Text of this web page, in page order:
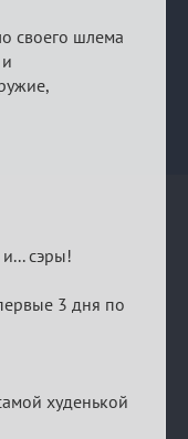
своего шлема
сэры!
3 дня по
худенькой